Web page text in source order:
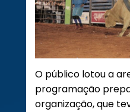
O público lotou a
programação
organização, que